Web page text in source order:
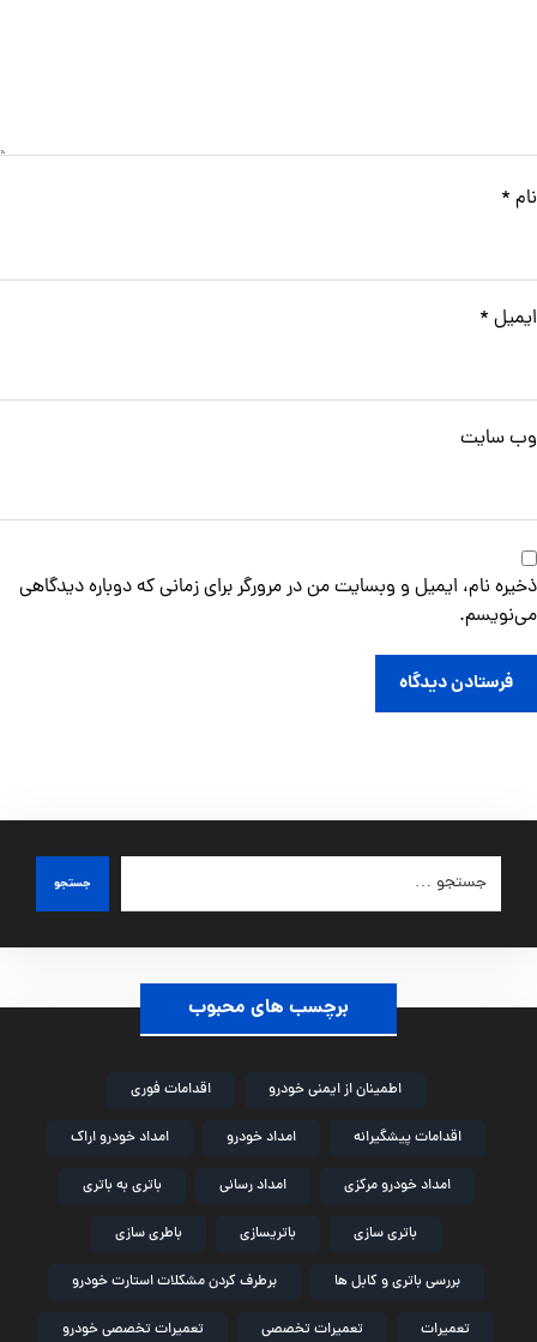
نام *
ایمیل *
وب‌ سایت
ذخیره نام، ایمیل و وبسایت من در مرورگر برای زمانی که دوباره دیدگاهی
می‌نویسم.
فرستادن دیدگاه
جستجو
برچسب های محبوب
اطمینان از ایمنی خودرو اقدامات فوری
اقدامات پیشگیرانه امداد خودرو امداد خودرو اراک
امداد خودرو مرکزی امداد رسانی باتری به باتری
باتری سازی باتریسازی باطری سازی
بررسی باتری و کابل ها برطرف کردن مشکلات استارت خودرو
تعمیرات تعمیرات تخصصی تعمیرات تخصصی خودرو